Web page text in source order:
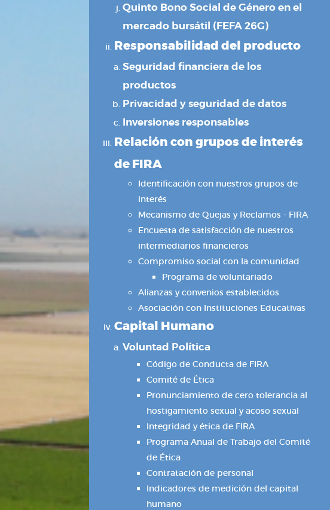
Quinto Bono Social de Género en el
mercado bursátil (FEFA 26G)
Responsabilidad del producto
Seguridad financiera de los
productos
Privacidad y seguridad de datos
Inversiones responsables
Relación con grupos de interés
de FIRA
Identificación con nuestros grupos de
interés
Mecanismo de Quejas y Reclamos - FIRA
Encuesta de satisfacción de nuestros
intermediarios financieros
Compromiso social con la comunidad
Programa de voluntariado
Alianzas y convenios establecidos
Asociación con Instituciones Educativas
Capital Humano
Voluntad Política
Código de Conducta de FIRA
Comité de Ética
Pronunciamiento de cero tolerancia al
hostigamiento sexual y acoso sexual
Integridad y ética de FIRA
Programa Anual de Trabajo del Comité
de Ética
Contratación de personal
Indicadores de medición del capital
humano